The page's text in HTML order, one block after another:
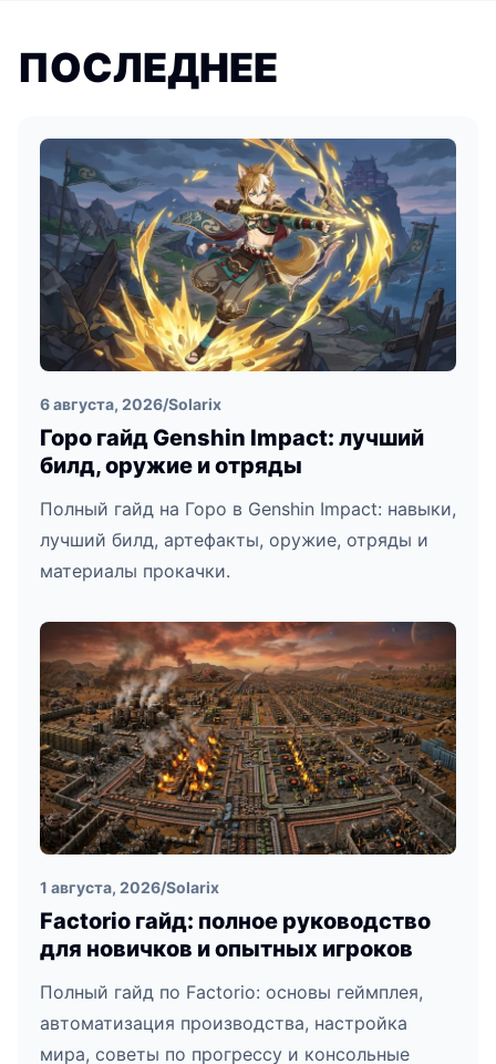
ПОСЛЕДНЕЕ
6 августа, 2026/Solarix
Горо гайд Genshin Impact: лучший
билд, оружие и отряды
Полный гайд на Горо в Genshin Impact: навыки,
лучший билд, артефакты, оружие, отряды и
материалы прокачки.
1 августа, 2026/Solarix
Factorio гайд: полное руководство
для новичков и опытных игроков
Полный гайд по Factorio: основы геймплея,
автоматизация производства, настройка
мира, советы по прогрессу и консольные